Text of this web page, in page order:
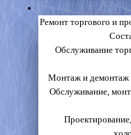
Ремонт торгового и
Обслуживание
Монтаж и демонтаж
Обслуживание,